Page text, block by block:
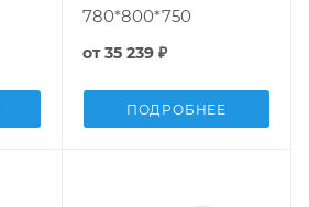
780*800*750
от35 239 ₽
ПОДРОБНЕЕ